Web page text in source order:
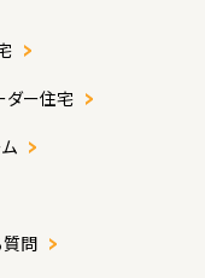
ダー住宅
質問